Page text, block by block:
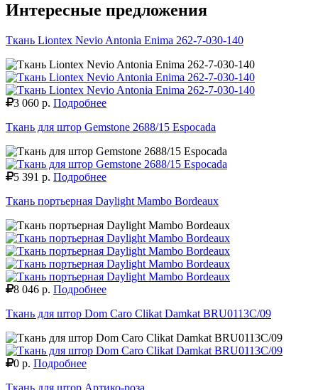
Интересные предложения
Ткань Liontex Nevio Antonia Enima 262-7-030-140
3 060 р. Подробнее
Ткань для штор Gemstone 2688/15 Espocada
5 391 р. Подробнее
Ткань портьерная Daylight Mambo Bordeaux
8 046 р. Подробнее
Ткань для штор Dom Caro Clikat Damkat BRU0113C/09
0 р. Подробнее
Ткань для штор Артико-роза